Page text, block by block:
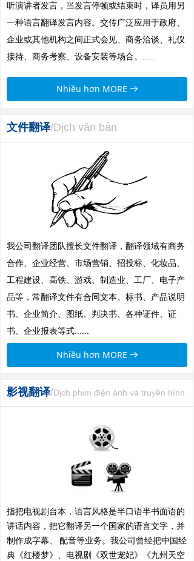
听演讲者发言，当发言停顿或结束时，译员用另
一种语言翻译发言内容。交传广泛应用于政府、
企业或其他机构之间正式会见、商务洽谈、礼仪
接待、商务考察、设备安装等场合。.....
Nhiều hơn MORE 뀠
我公司翻译团队擅长文件翻译，翻译领域有商务
合作、企业经营、市场营销、招投标、化妆品、
工程建设、高铁、游戏、制造业、工厂、电子产
品等，常翻译文件有合同文本、标书、产品说明
书、企业简介、图纸、判决书、各种证件、证
书、企业报表等式......
Nhiều hơn MORE 뀠
文件翻译/Dịch văn bản
指把电视剧台本，语言风格是半口语半书面语的
讲话内容，把它翻译另一个国家的语言文字，并
制作成字幕、
配音等业务。我公司曾经把中国经
典《红楼梦》、电视剧《双世宠妃》《九州天空
影视翻译/Dịch phim điện ảnh và truyền hình